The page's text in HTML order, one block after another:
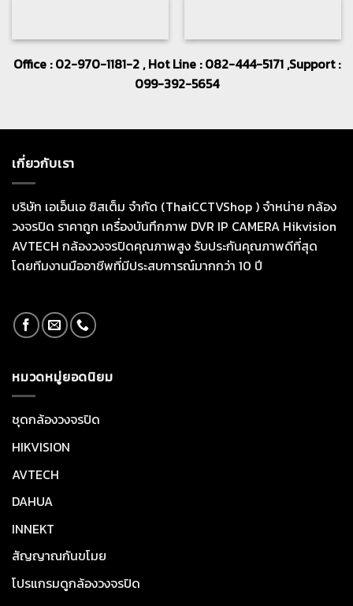
Office : 02-970-1181-2 , Hot Line : 082-444-5171 ,Support :
099-392-5654
เกี่ยวกับเรา
บริษัท เอเอ็นเอ ซิสเต็ม จำกัด (ThaiCCTVShop ) จำหน่าย กล้อง
วงจรปิด ราคาถูก เครื่องบันทึกภาพ DVR IP CAMERA Hikvision
AVTECH กล้องวงจรปิดคุณภาพสูง รับประกันคุณภาพดีที่สุด
โดยทีมงานมืออาชีพที่มีประสบการณ์มากกว่า 10 ปี
หมวดหมู่ยอดนิยม
ชุดกล้องวงจรปิด
HIKVISION
AVTECH
DAHUA
INNEKT
สัญญาณกันขโมย
โปรแกรมดูกล้องวงจรปิด